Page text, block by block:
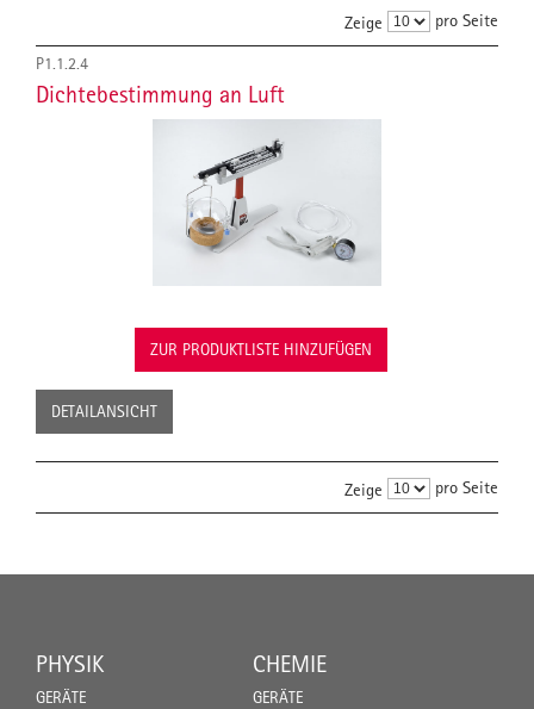
Zeige pro Seite
P1.1.2.4
Dichtebestimmung an Luft
ZUR PRODUKTLISTE HINZUFÜGEN
DETAILANSICHT
Zeige pro Seite
PHYSIK
GERÄTE
CHEMIE
GERÄTE